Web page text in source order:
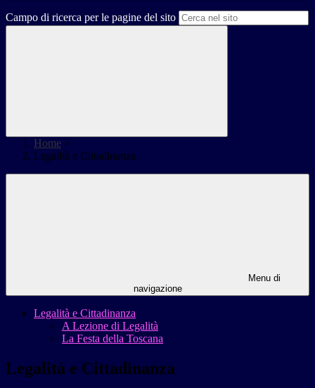
Campo di ricerca per le pagine del sito
Home >
Legalità e Cittadinanza
Menu di
navigazione
Legalità e Cittadinanza
A Lezione di Legalità
La Festa della Toscana
Legalità e Cittadinanza